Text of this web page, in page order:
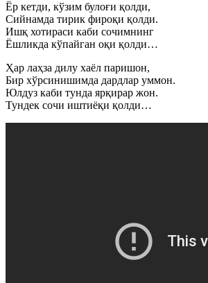
Ёр кетди, кўзим булоғи қолди,
Сийнамда тирик фироқи қолди.
Ишқ хотираси каби сочимнинг
Ёшликда кўпайган оқи қолди…
Ҳар лаҳза дилу хаёл паришон,
Бир хўрсинишимда дардлар уммон.
Юлдуз каби тунда ярқирар жон.
Тундек сочи иштиёқи қолди…